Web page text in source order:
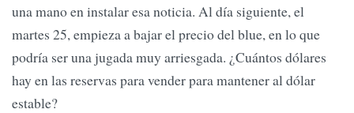
una mano en instalar esa noticia. Al día siguiente, el
martes 25, empieza a bajar el precio del blue, en lo que
podría ser una jugada muy arriesgada. ¿Cuántos dólares
hay en las reservas para vender para mantener al dólar
estable?